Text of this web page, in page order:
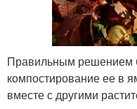
Правильным решением
компостирование ее в
вместе с другими